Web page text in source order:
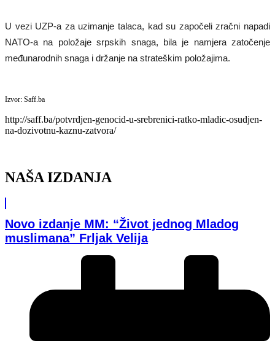
U vezi UZP-a za uzimanje talaca, kad su započeli zračni napadi
NATO-a na položaje srpskih snaga, bila je namjera zatočenje
međunarodnih snaga i držanje na strateškim položajima.
Izvor: Saff.ba
http://saff.ba/potvrdjen-genocid-u-srebrenici-ratko-mladic-osudjen-
na-dozivotnu-kaznu-zatvora/
NAŠA IZDANJA
Novo izdanje MM: “Život jednog Mladog
muslimana” Frljak Velija